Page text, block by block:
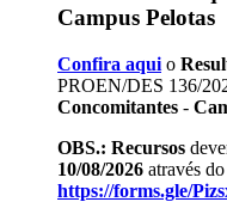
Campus Pelotas
Confira aqui o
PROEN/DES 136/
Concomitantes -
OBS.: Recursos
10/08/2026 através
https://forms.gle/